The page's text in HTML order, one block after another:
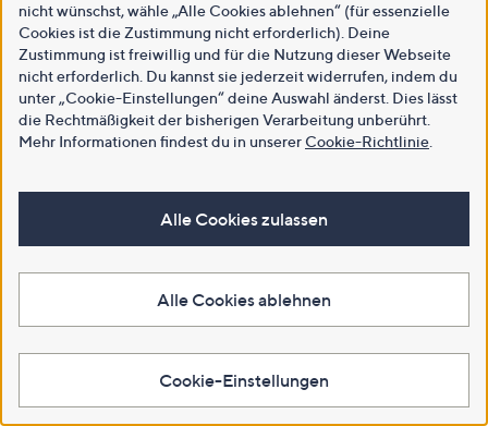
nicht wünschst, wähle „Alle Cookies ablehnen“ (für essenzielle
Cookies ist die Zustimmung nicht erforderlich). Deine
Zustimmung ist freiwillig und für die Nutzung dieser Webseite
nicht erforderlich. Du kannst sie jederzeit widerrufen, indem du
unter „Cookie-Einstellungen“ deine Auswahl änderst. Dies lässt
die Rechtmäßigkeit der bisherigen Verarbeitung unberührt.
Mehr Informationen findest du in unsererCookie-Richtlinie
Alle Cookies zulassen
Alle Cookies ablehnen
Cookie-Einstellungen